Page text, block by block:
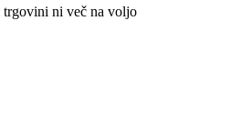
trgovini ni več na voljo